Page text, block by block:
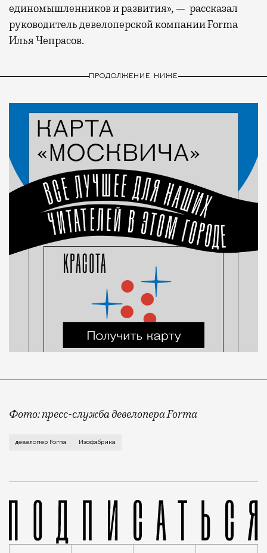
единомышленников и развития», — рассказал
руководитель девелоперской компании Forma
Илья Чепрасов.
ПРОДОЛЖЕНИЕ НИЖЕ
Фото: пресс-служба девелопера Forma
Корпус скульптуры и лепки Изофабрики на
девелопер Forma Изофабрика